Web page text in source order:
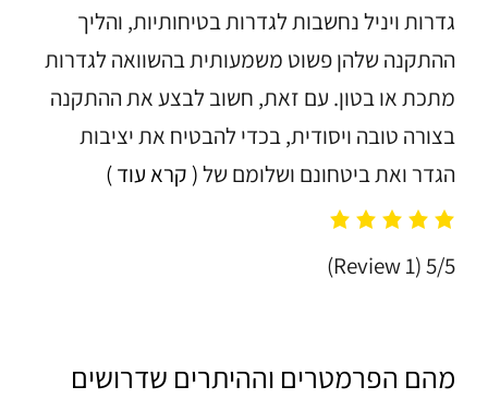
גדרות ויניל נחשבות לגדרות בטיחותיות, והליך
ההתקנה שלהן פשוט משמעותית בהשוואה לגדרות
מתכת או בטון. עם זאת, חשוב לבצע את ההתקנה
בצורה טובה ויסודית, בכדי להבטיח את יציבות
הגדר ואת ביטחונם ושלומם של( קרא עוד )
5/5
(1 Review)
מהם הפרמטרים וההיתרים שדרושים